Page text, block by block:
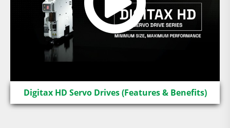
Digitax HD Servo Drives (Features & Benefits)